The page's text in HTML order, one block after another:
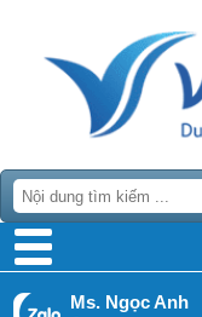
Ms. Ngọc Anh